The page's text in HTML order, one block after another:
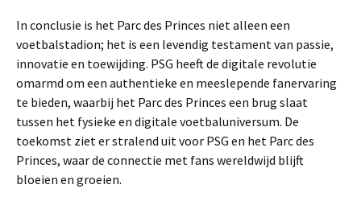
In conclusie is het Parc des Princes niet alleen een
voetbalstadion; het is een levendig testament van passie,
innovatie en toewijding. PSG heeft de digitale revolutie
omarmd om een authentieke en meeslepende fanervaring
te bieden, waarbij het Parc des Princes een brug slaat
tussen het fysieke en digitale voetbaluniversum. De
toekomst ziet er stralend uit voor PSG en het Parc des
Princes, waar de connectie met fans wereldwijd blijft
bloeien en groeien.